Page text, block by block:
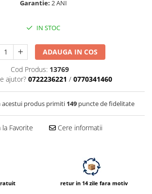
Garantie: 2 ANI
IN STOC
ADAUGA IN COS
Cod Produs: 13769
ajutor? 0722236221 / 0770341460
acestui produs primiti 149 puncte de fidelitate
Favorite Cere informatii
retur in 14 zile fara motiv